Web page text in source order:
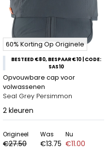
60% Korting Op Originele
BESTEED €80, BESPAAR €10 | CODE:
SAS10
Opvouwbare cap voor
volwassenen
Seal Grey Persimmon
2 kleuren
Origineel
€27.50
Was
€13.75
Nu
€11.00